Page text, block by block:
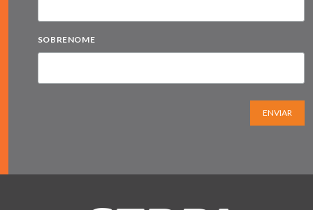
SOBRENOME
ENVIAR